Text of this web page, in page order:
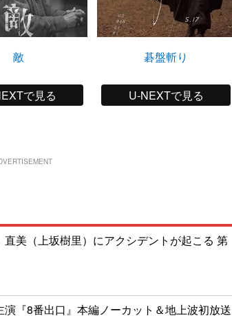
敵
で見る
碁盤斬り
U-NEXTで見る
美（上坂樹里）にアクシデントが起こる 第
『8番出口』本編ノーカット＆地上波初放送